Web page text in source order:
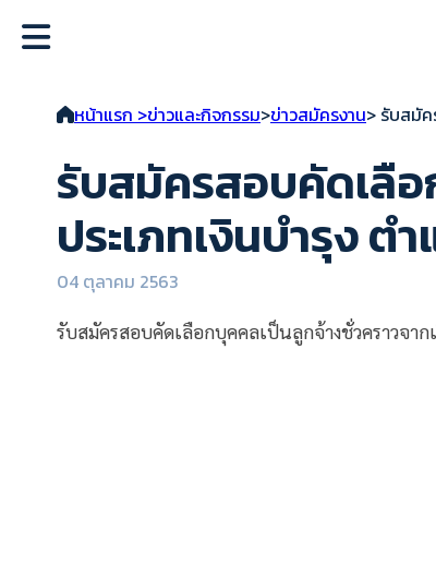
หน้าแรก >ข่าวและกิจกรรม>ข่าวสมัครงาน> รับสมัค
รับสมัครสอบคัดเลื
ประเภทเงินบำรุง ต
04 ตุลาคม 2563
รับสมัครสอบคัดเลือกบุคคลเป็นลูกจ้างชั่วคราวจา